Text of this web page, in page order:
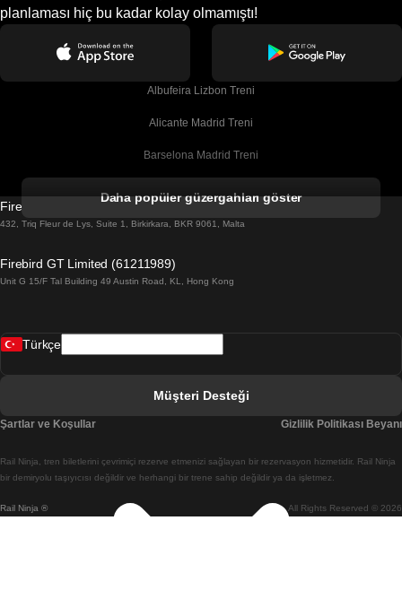
planlaması hiç bu kadar kolay olmamıştı!
Albufeira Lizbon Treni
Alicante Madrid Treni
Barselona Madrid Treni
Barselona Sevilla Treni
Belfast Dublin Treni
Budapeşte Viyana Treni
Busan Cheonan(Asan) Treni
Daha popüler güzergahları göster
Firebird GT Limited (OC 1451)
432, Triq Fleur de Lys, Suite 1, Birkirkara, BKR 9061, Malta
Firebird GT Limited (61211989)
Unit G 15/F Tal Building 49 Austin Road, KL, Hong Kong
Rail Ninja ® All Rights Reserved © 2026
Rail Ninja, tren biletlerini çevrimiçi rezerve etmenizi sağlayan bir rezervasyon hizmetidir. Rail Ninja
bir demiryolu taşıyıcısı değildir ve herhangi bir trene sahip değildir ya da işletmez.
Türkçe
Müşteri Desteği
Şartlar ve Koşullar Gizlilik Politikası Beyanı